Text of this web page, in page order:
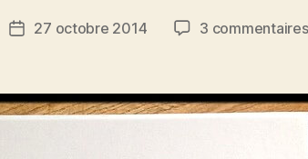
Date27 octobre 2014 3 commentaires